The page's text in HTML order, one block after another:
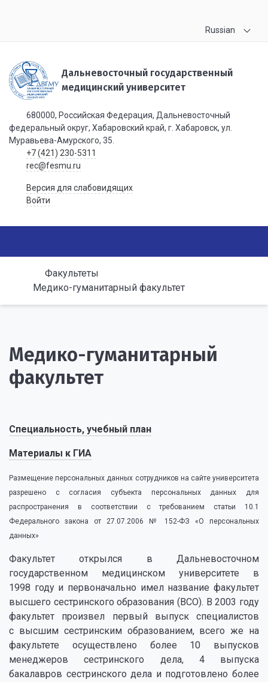
Russian
Дальневосточный государственный
медицинский университет
680000, Российская Федерация, Дальневосточный
федеральный округ, Хабаровский край, г. Хабаровск, ул.
Муравьева-Амурского, 35.
+7 (421) 230-5311
rec@fesmu.ru
Версия для слабовидящих
Войти
Факультеты
Медико-гуманитарный факультет
Медико-гуманитарный
факультет
Специальность, учебный план
Материалы к ГИА
Размещение персональных данных сотрудников на сайте университета
разрешено с согласия субъекта персональных данных для
распространения в соответствии с требованием статьи 10.1
Федерального закона от 27.07.2006 № 152-ФЗ «О персональных
данных»
Факультет открылся в Дальневосточном
государственном медицинском университете в
1998 году и первоначально имел название факультет
высшего сестринского образования (ВСО). В 2003 году
факультет произвел первый выпуск специалистов
с высшим сестринским образованием, всего же на
факультете осуществлено более 10 выпусков
менеджеров сестринского дела, 4 выпуска
бакалавров сестринского дела и подготовлено более